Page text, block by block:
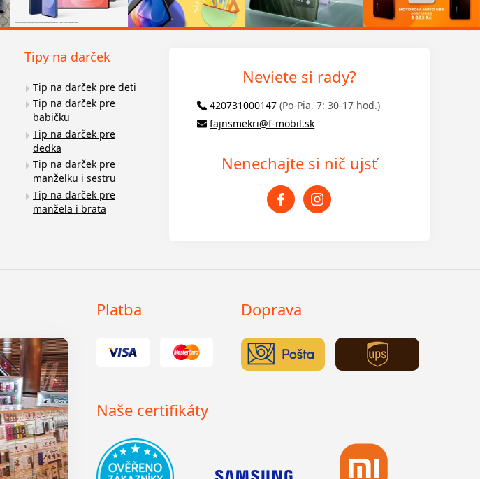
Tipy na darček
Tip na darček pre deti
Tip na darček pre
babičku
Tip na darček pre
dedka
Tip na darček pre
manželku i sestru
Tip na darček pre
manžela i brata
Neviete si rady?
420731000147 (Po-Pia, 7: 30-17 hod.)
fajnsmekri@f-mobil.sk
Nenechajte si nič ujsť
Platba Doprava
Naše certifikáty